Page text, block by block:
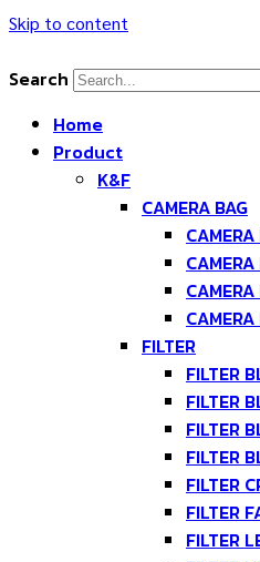
Skip to content
Search
Home
Product
K&F
CAMERA BAG
FILTER
FILTER
FILTER
FILTER
FILTER
FILTER
FILTER
FILTER